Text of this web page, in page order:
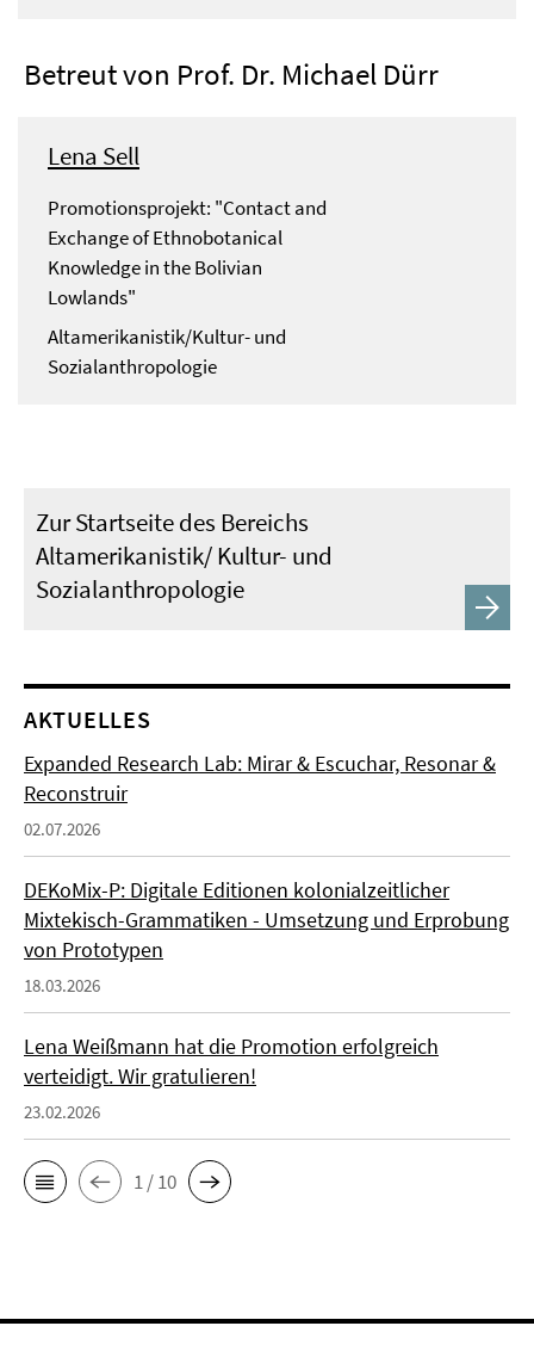
Betreut von Prof. Dr. Michael Dürr
Lena Sell
Promotionsprojekt: "Contact and
Exchange of Ethnobotanical
Knowledge in the Bolivian
Lowlands"
Altamerikanistik/Kultur- und
Sozialanthropologie
Zur Startseite des Bereichs
Altamerikanistik/ Kultur- und
Sozialanthropologie
AKTUELLES
Expanded Research Lab: Mirar & Escuchar, Resonar &
Reconstruir
02.07.2026
DEKoMix-P: Digitale Editionen kolonialzeitlicher
Mixtekisch-Grammatiken - Umsetzung und Erprobung
von Prototypen
18.03.2026
Lena Weißmann hat die Promotion erfolgreich
verteidigt. Wir gratulieren!
23.02.2026
1 / 10